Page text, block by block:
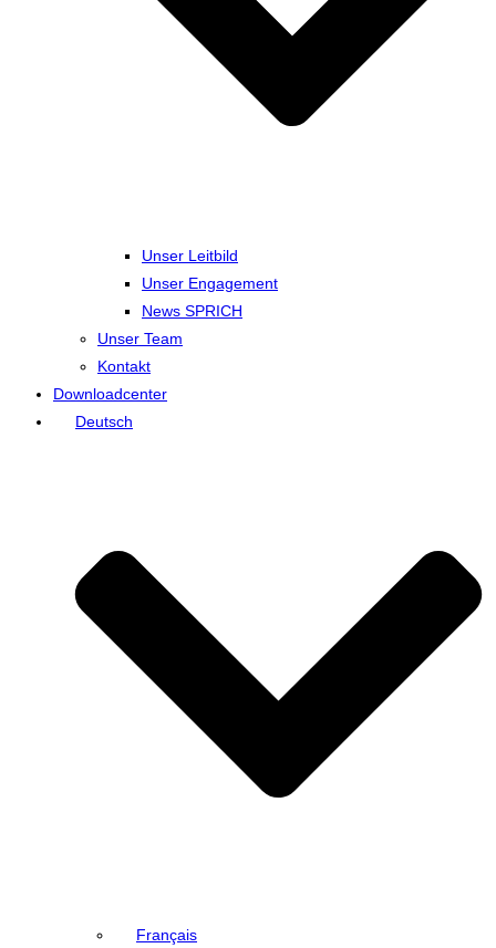
Unser Leitbild
Unser Engagement
News SPRICH
Unser Team
Kontakt
Downloadcenter
Deutsch
Français